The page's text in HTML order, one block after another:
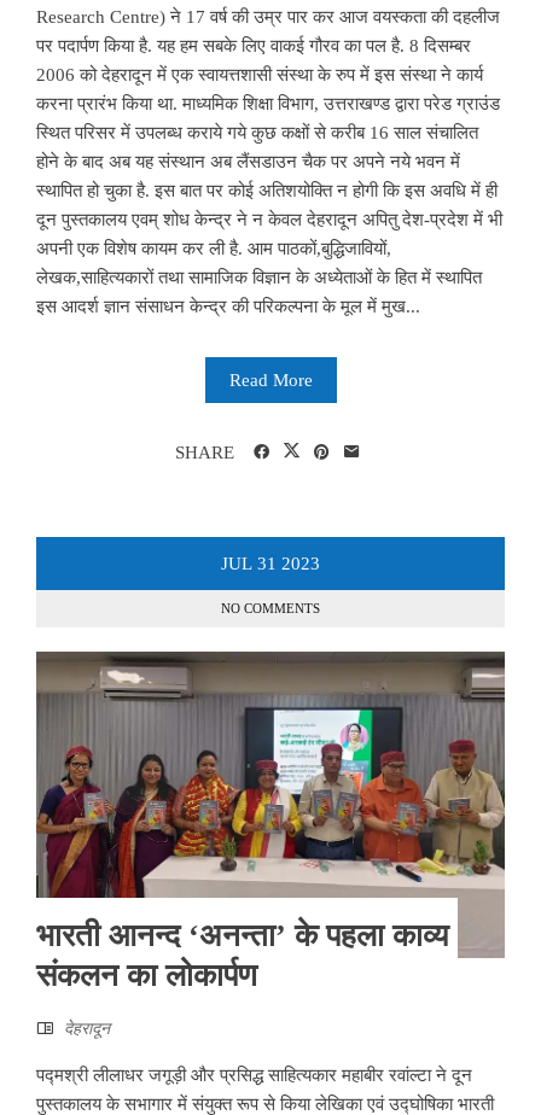
Research Centre) ने 17 वर्ष की उम्र पार कर आज वयस्कता की दहलीज
पर पदार्पण किया है. यह हम सबके लिए वाकई गौरव का पल है. 8 दिसम्बर
2006 को देहरादून में एक स्वायत्तशासी संस्था के रुप में इस संस्था ने कार्य
करना प्रारंभ किया था. माध्यमिक शिक्षा विभाग, उत्तराखण्ड द्वारा परेड ग्राउंड
स्थित परिसर में उपलब्ध कराये गये कुछ कक्षों से करीब 16 साल संचालित
होने के बाद अब यह संस्थान अब लैंसडाउन चैक पर अपने नये भवन में
स्थापित हो चुका है. इस बात पर कोई अतिशयोक्ति न होगी कि इस अवधि में ही
दून पुस्तकालय एवम् शोध केन्द्र ने न केवल देहरादून अपितु देश-प्रदेश में भी
अपनी एक विशेष कायम कर ली है. आम पाठकों,बुद्धिजावियों,
लेखक,साहित्यकारों तथा सामाजिक विज्ञान के अध्येताओं के हित में स्थापित
इस आदर्श ज्ञान संसाधन केन्द्र की परिकल्पना के मूल में मुख...
Read More
SHARE
JUL 31 2023
NO COMMENTS
भारती आनन्द ‘अनन्ता’ के पहला काव्य
संकलन का लोकार्पण
देहरादून
पद्मश्री लीलाधर जगूड़ी और प्रसिद्ध साहित्यकार महाबीर रवांल्टा ने दून
पुस्तकालय के सभागार में संयुक्त रूप से किया लेखिका एवं उद्घोषिका भारती